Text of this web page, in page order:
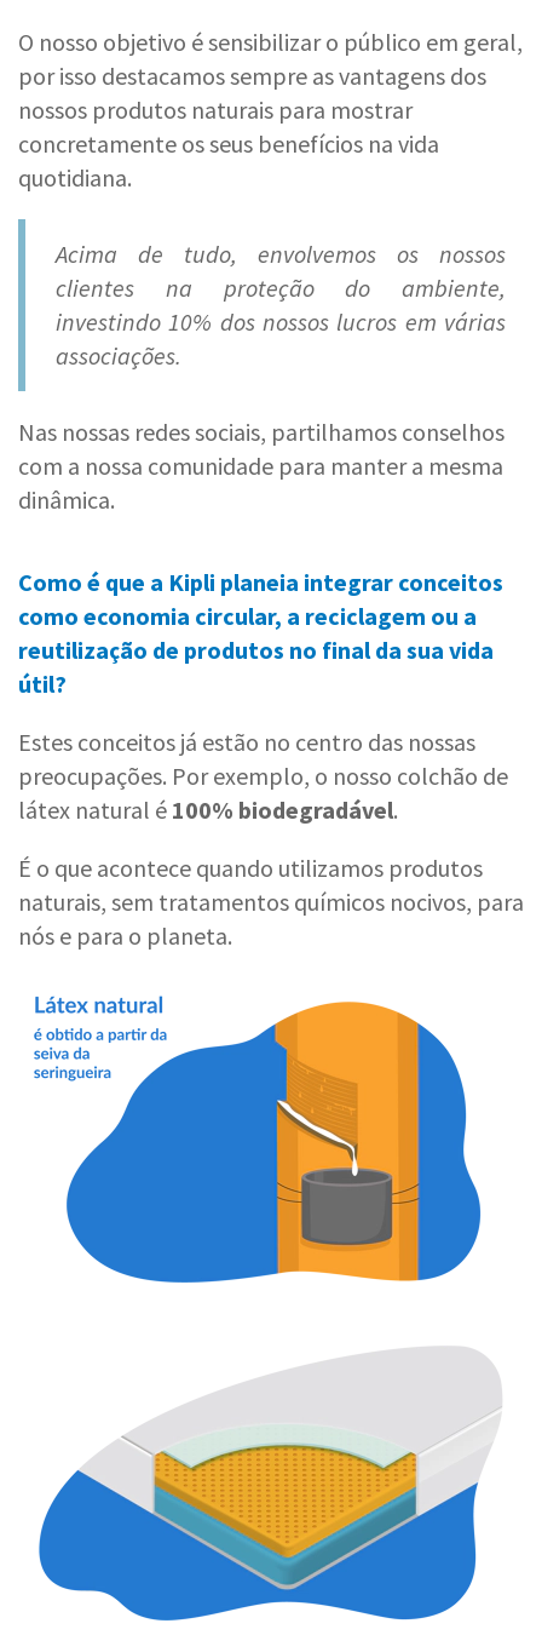
O nosso objetivo é sensibilizar o público em geral,
por isso destacamos sempre as vantagens dos
nossos produtos naturais para mostrar
concretamente os seus benefícios na vida
quotidiana.
Acima de tudo, envolvemos os nossos
clientes na proteção do ambiente,
investindo 10% dos nossos lucros em várias
associações.
Nas nossas redes sociais, partilhamos conselhos
com a nossa comunidade para manter a mesma
dinâmica.
Como é que a Kipli planeia integrar conceitos
como economia circular, a reciclagem ou a
reutilização de produtos no final da sua vida
útil?
Estes conceitos já estão no centro das nossas
preocupações. Por exemplo, o nosso colchão de
látex natural é 100% biodegradável.
É o que acontece quando utilizamos produtos
naturais, sem tratamentos químicos nocivos, para
nós e para o planeta.